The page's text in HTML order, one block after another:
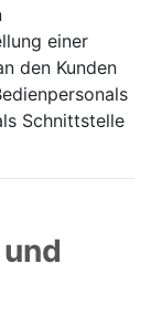
einer
den Kunden
Schnittstelle